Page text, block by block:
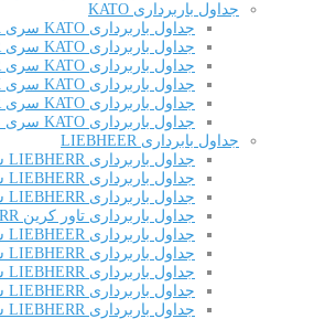
جداول باربرداری KATO
جداول باربرداری KATO سری KA
جداول باربرداری KATO سری KR
جداول باربرداری KATO سری MR
جداول باربرداری KATO سری NK
جداول باربرداری KATO سری SR
جداول باربرداری KATO سری متفرقه
جداول بابرداری LIEBHEER
جداول باربرداری LIEBHERR سری ۱۵۴EC
جداول باربرداری LIEBHERR سری ۳۸۰EC
جداول باربرداری LIEBHERR سری ۵۰EC
جداول باربرداری تاور کرین LIEBHERR
جداول باربرداری LIEBHEER سری ۶۳EC
جداول باربرداری LIEBHERR سری ۱۱EC
جداول باربرداری LIEBHERR سری ۱۳EC
جداول باربرداری LIEBHERR سری ۱۴۰EC
جداول باربرداری LIEBHERR سری ۱۶EC